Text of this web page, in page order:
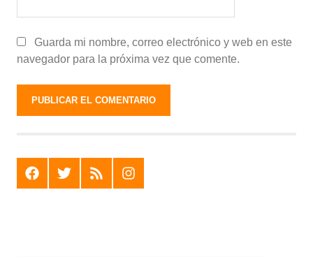
Guarda mi nombre, correo electrónico y web en este
navegador para la próxima vez que comente.
F T R I